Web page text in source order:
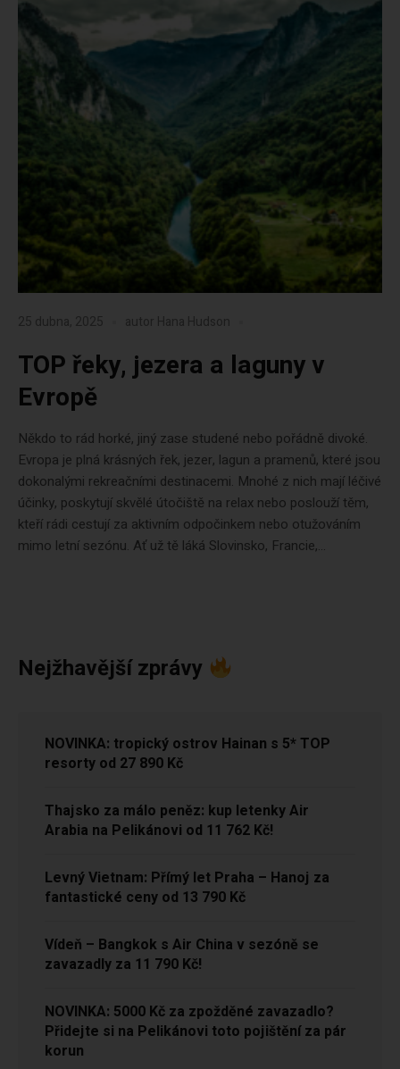
25 dubna, 2025 autor Hana Hudson
TOP řeky, jezera a laguny v
Evropě
Někdo to rád horké, jiný zase studené nebo pořádně divoké.
Evropa je plná krásných řek, jezer, lagun a pramenů, které jsou
dokonalými rekreačními destinacemi. Mnohé z nich mají léčivé
účinky, poskytují skvělé útočiště na relax nebo poslouží těm,
kteří rádi cestují za aktivním odpočinkem nebo otužováním
mimo letní sezónu. Ať už tě láká Slovinsko, Francie,...
Nejžhavější zprávy
NOVINKA: tropický ostrov Hainan s 5* TOP
resorty od 27 890 Kč
Thajsko za málo peněz: kup letenky Air
Arabia na Pelikánovi od 11 762 Kč!
Levný Vietnam: Přímý let Praha – Hanoj za
fantastické ceny od 13 790 Kč
Vídeň – Bangkok s Air China v sezóně se
zavazadly za 11 790 Kč!
NOVINKA: 5000 Kč za zpožděné zavazadlo?
Přidejte si na Pelikánovi toto pojištění za pár
korun